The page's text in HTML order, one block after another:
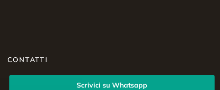
CONTATTI
Scrivici su Whatsapp